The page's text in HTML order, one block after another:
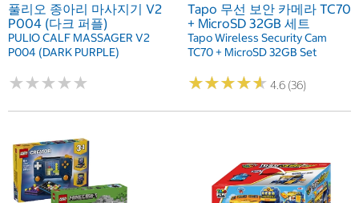
풀리오 종아리 마사지기 V2
P004 (다크 퍼플)
PULIO CALF MASSAGER V2
P004 (DARK PURPLE)
★★★★★
★★★★★
Tapo 무선 보안 카메라 TC70
+ MicroSD 32GB 세트
Tapo Wireless Security Cam
TC70 + MicroSD 32GB Set
★★★★★
★★★★★ 4.6 (36)